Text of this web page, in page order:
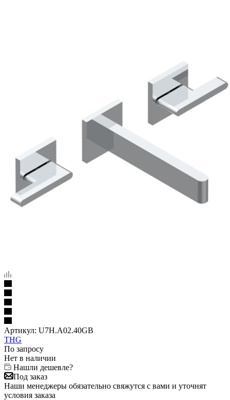
Артикул: U7H.A02.40GB
THG
По запросу
Нет в наличии
Нашли дешевле?
Под заказ
Наши менеджеры обязательно свяжутся с вами и уточнят
условия заказа